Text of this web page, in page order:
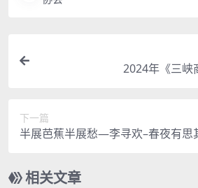
2024年《三峡
下一篇
半展芭蕉半展愁—李寻欢–春夜有思
相关文章